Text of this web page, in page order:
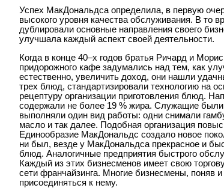
Успех МакДональдса определила, в первую
высокого уровня качества обслуживания. В то
дублировали основные направления своего
улучшала каждый аспект своей деятельности.
Когда в конце 40–х годов братья Ричард и
придорожного кафе задумались над тем, как
естественно, увеличить доход, они нашли
трех блюд, стандартизировали технологию на
рецептуру организации приготовления блюд.
содержали не более 19 % жира. Служащие
выполняли один вид работы: одни снимали
масло и так далее. Подобная организация
Единообразие МакДональдс создало новое
ни был, везде у МакДональдса прекрасное и
блюд. Аналогичные предприятия быстрого
Каждый из этих бизнесменов имеет свою
сети франчайзинга. Многие бизнесмены, поняв
присоединяться к нему.